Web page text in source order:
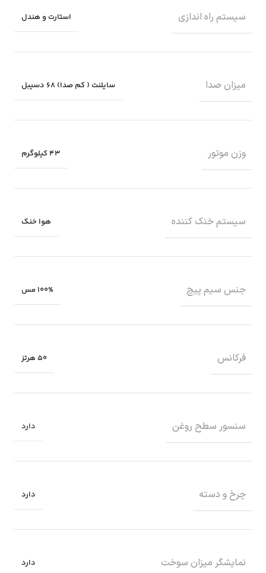
سیستم راه اندازی استارت و هندل
میزان صدا سایلنت ( کم صدا) 68 دسیبل
وزن موتور 43 کیلوگرم
سیستم خنک کننده هوا خنک
جنس سیم پیچ 100% مس
فرکانس 50 هرتز
سنسور سطح روغن دارد
چرخ و دسته دارد
نمایشگر میزان سوخت دارد